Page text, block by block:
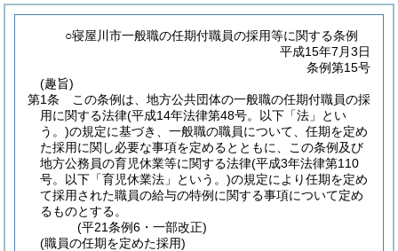
○寝屋川市一般職の任期付職員の採用等に関する条例
平成15年7月3日
条例第15号
(趣旨)
第1条
この条例は、地方公共団体の一般職の任期付職員の採
用に関する法律(平成14年法律第48号。以下「法」とい
う。)の規定に基づき、一般職の職員について、任期を定め
た採用に関し必要な事項を定めるとともに、この条例及び
地方公務員の育児休業等に関する法律(平成3年法律第110
号。以下「育児休業法」という。)の規定により任期を定め
て採用された職員の給与の特例に関する事項について定め
るものとする。
(平21条例6・一部改正)
(職員の任期を定めた採用)